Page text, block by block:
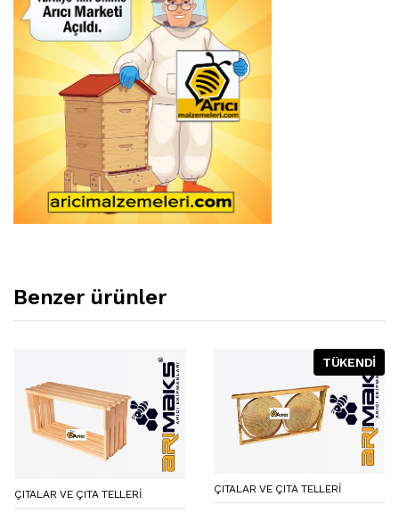
Benzer ürünler
ÇITALAR VE ÇITA TELLERI
TÜKENDİ
ÇITALAR VE ÇITA TELLERI